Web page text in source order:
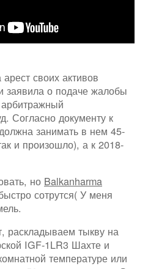
своих активов
заявила о подаче жалобы
Согласно документу к
занимать в нем 45-
и произошло), а к 2018-
но Balkanharma
сотрутся( У меня
раскладываем тыкву на
IGF-1LR3 Шахте и
температуре или